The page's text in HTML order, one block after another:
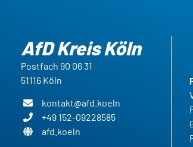
AfD Kreis Köln
Postfach 90 06 31
51116 Köln
kontakt@afd.koeln
+49 152-09228585
afd.koeln